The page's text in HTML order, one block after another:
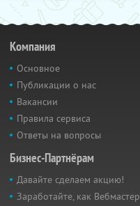
Компания
Основное
Публикации о нас
Вакансии
Правила сервиса
Ответы на вопросы
Бизнес-Партнёрам
Давайте сделаем акцию!
Заработайте, как Вебмастер